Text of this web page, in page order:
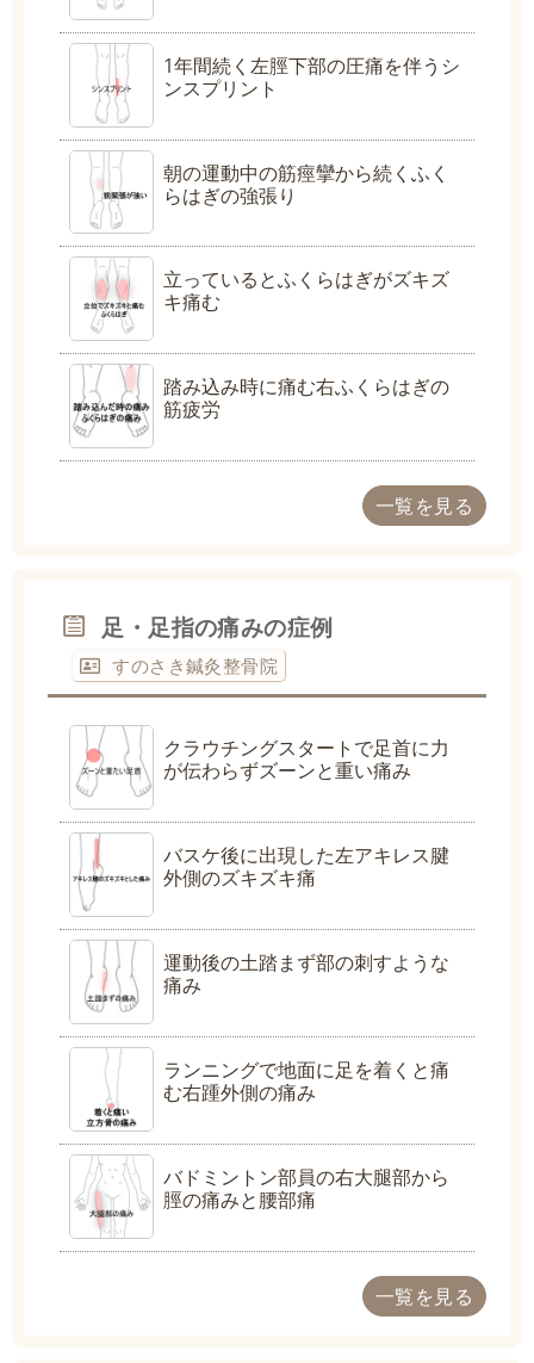
1年間続く左脛下部の圧痛を伴うシ
ンスプリント
朝の運動中の筋痙攣から続くふく
らはぎの強張り
立っているとふくらはぎがズキズ
キ痛む
踏み込み時に痛む右ふくらはぎの
筋疲労
一覧を見る
足・足指の痛みの症例
すのさき鍼灸整骨院
クラウチングスタートで足首に力
が伝わらずズーンと重い痛み
バスケ後に出現した左アキレス腱
外側のズキズキ痛
運動後の土踏まず部の刺すような
痛み
ランニングで地面に足を着くと痛
む右踵外側の痛み
バドミントン部員の右大腿部から
脛の痛みと腰部痛
一覧を見る